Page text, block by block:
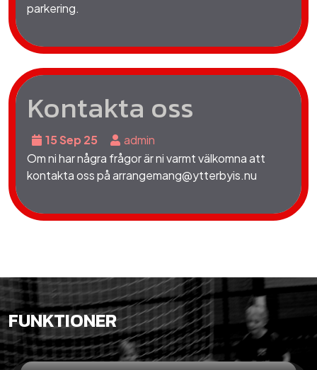
parkering.
Kontakta oss
15 Sep 25
admin
Om ni har några frågor är ni varmt välkomna att
kontakta oss på arrangemang@ytterbyis.nu
FUNKTIONER